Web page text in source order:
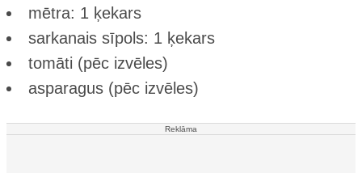
mētra: 1 ķekars
sarkanais sīpols: 1 ķekars
tomāti (pēc izvēles)
asparagus (pēc izvēles)
Reklāma